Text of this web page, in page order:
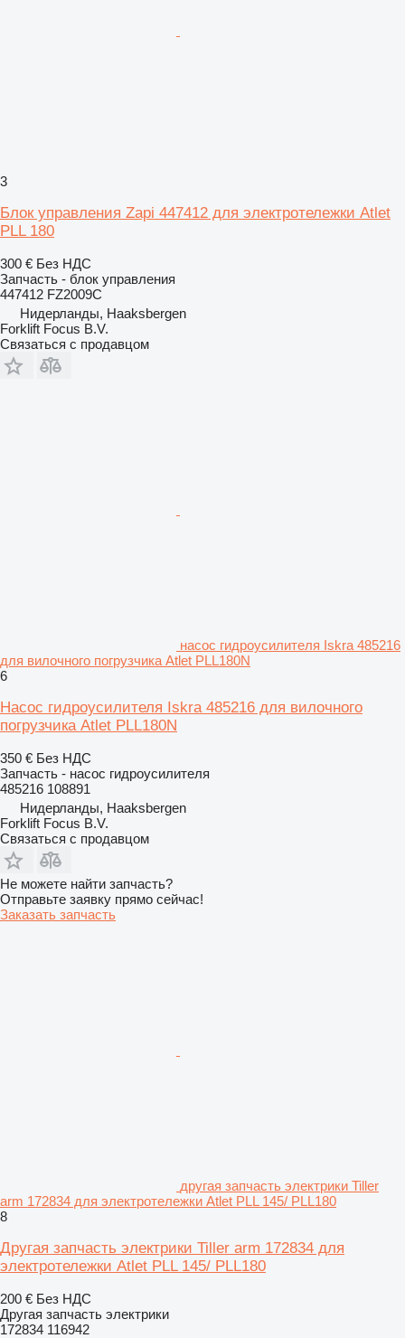
3
Блок управления Zapi 447412 для электротележки Atlet
PLL 180
300 € Без НДС
Запчасть - блок управления
447412 FZ2009C
Нидерланды, Haaksbergen
Forklift Focus B.V.
Связаться с продавцом
насос гидроусилителя Iskra 485216
для вилочного погрузчика Atlet PLL180N
6
Насос гидроусилителя Iskra 485216 для вилочного
погрузчика Atlet PLL180N
350 € Без НДС
Запчасть - насос гидроусилителя
485216 108891
Нидерланды, Haaksbergen
Forklift Focus B.V.
Связаться с продавцом
Не можете найти запчасть?
Отправьте заявку прямо сейчас!
Заказать запчасть
другая запчасть электрики Tiller
arm 172834 для электротележки Atlet PLL 145/ PLL180
8
Другая запчасть электрики Tiller arm 172834 для
электротележки Atlet PLL 145/ PLL180
200 € Без НДС
Другая запчасть электрики
172834 116942